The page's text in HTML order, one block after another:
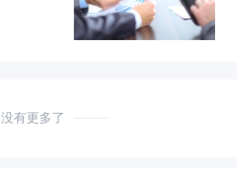
没有更多了